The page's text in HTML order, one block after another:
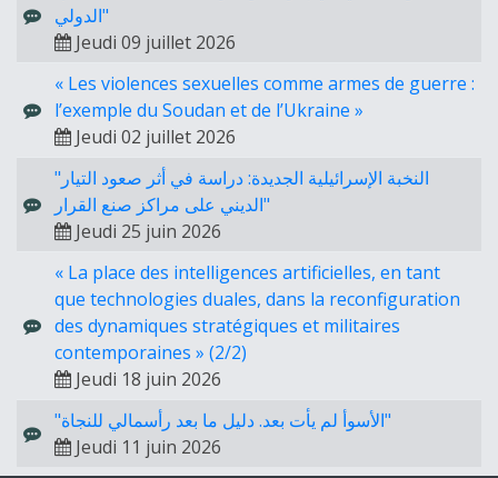
الدولي"
Jeudi 09 juillet 2026
« Les violences sexuelles comme armes de guerre :
l’exemple du Soudan et de l’Ukraine »
Jeudi 02 juillet 2026
"النخبة الإسرائيلية الجديدة: دراسة في أثر صعود التيار
الديني على مراكز صنع القرار"
Jeudi 25 juin 2026
« La place des intelligences artificielles, en tant
que technologies duales, dans la reconfiguration
des dynamiques stratégiques et militaires
contemporaines » (2/2)
Jeudi 18 juin 2026
"الأسوأ لم يأت بعد. دليل ما بعد رأسمالي للنجاة"
Jeudi 11 juin 2026